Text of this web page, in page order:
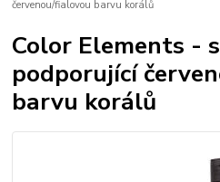
červenou/fialovou barvu korálů
Color Elements -
podporující
barvu korálů